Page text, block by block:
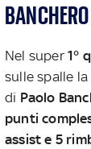
Nel super 1°
sulle spalle
di Paolo
punti
assist e 5